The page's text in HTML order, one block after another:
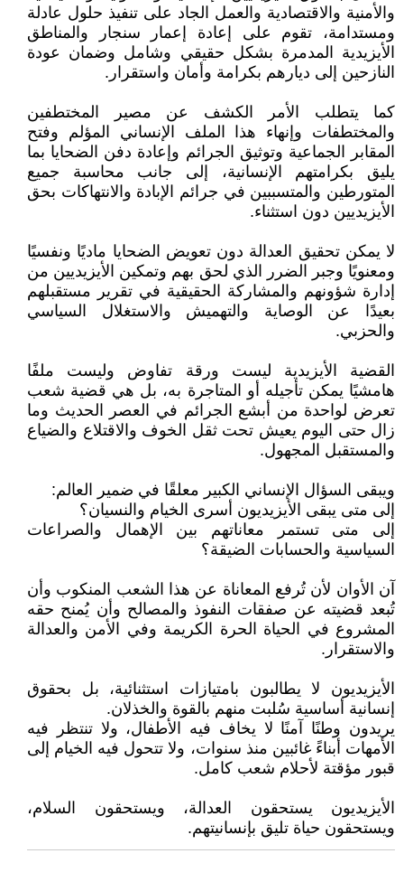
والأمنية والاقتصادية والعمل الجاد على تنفيذ حلول عادلة
ومستدامة، تقوم على إعادة إعمار سنجار والمناطق
الأيزيدية المدمرة بشكل حقيقي وشامل وضمان عودة
النازحين إلى ديارهم بكرامة وأمان واستقرار.
كما يتطلب الأمر الكشف عن مصير المختطفين
والمختطفات وإنهاء هذا الملف الإنساني المؤلم وفتح
المقابر الجماعية وتوثيق الجرائم وإعادة دفن الضحايا بما
يليق بكرامتهم الإنسانية، إلى جانب محاسبة جميع
المتورطين والمتسببين في جرائم الإبادة والانتهاكات بحق
الأيزيديين دون استثناء.
لا يمكن تحقيق العدالة دون تعويض الضحايا ماديًا ونفسيًا
ومعنويًا وجبر الضرر الذي لحق بهم وتمكين الأيزيديين من
إدارة شؤونهم والمشاركة الحقيقية في تقرير مستقبلهم
بعيدًا عن الوصاية والتهميش والاستغلال السياسي
والحزبي.
القضية الأيزيدية ليست ورقة تفاوض وليست ملفًا
هامشيًا يمكن تأجيله أو المتاجرة به، بل هي قضية شعب
تعرض لواحدة من أبشع الجرائم في العصر الحديث وما
زال حتى اليوم يعيش تحت ثقل الخوف والاقتلاع والضياع
والمستقبل المجهول.
ويبقى السؤال الإنساني الكبير معلقًا في ضمير العالم:
إلى متى يبقى الأيزيديون أسرى الخيام والنسيان؟
إلى متى تستمر معاناتهم بين الإهمال والصراعات
السياسية والحسابات الضيقة؟
آن الأوان لأن تُرفع المعاناة عن هذا الشعب المنكوب وأن
تُبعد قضيته عن صفقات النفوذ والمصالح وأن يُمنح حقه
المشروع في الحياة الحرة الكريمة وفي الأمن والعدالة
والاستقرار.
الأيزيديون لا يطالبون بامتيازات استثنائية، بل بحقوق
إنسانية أساسية سُلبت منهم بالقوة والخذلان.
يريدون وطنًا آمنًا لا يخاف فيه الأطفال، ولا تنتظر فيه
الأمهات أبناءً غائبين منذ سنوات، ولا تتحول فيه الخيام إلى
قبور مؤقتة لأحلام شعب كامل.
الأيزيديون يستحقون العدالة، ويستحقون السلام،
ويستحقون حياة تليق بإنسانيتهم.